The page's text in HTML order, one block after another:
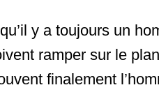
y a toujours un
ramper sur le
finalement